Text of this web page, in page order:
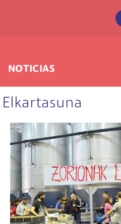
NOTICIAS
Elkartasuna
Irudia